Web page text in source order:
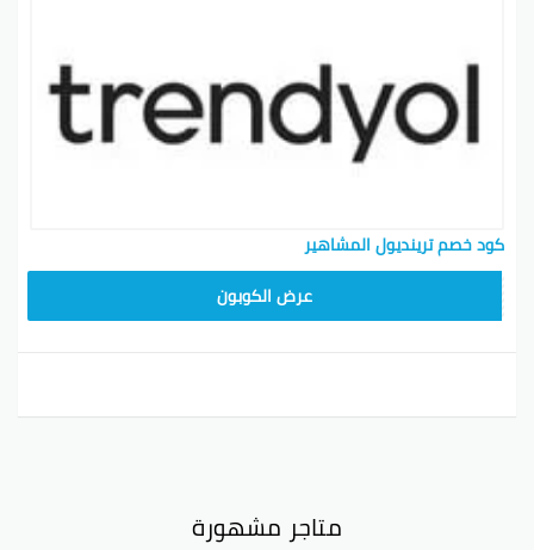
كود خصم ترينديول المشاهير
عرض الكوبون
متاجر مشهورة